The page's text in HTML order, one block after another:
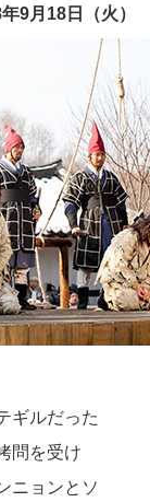
9月18日（火）
ギルだった
問を受け
ニョンとソ